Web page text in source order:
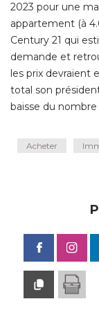
2023 pour une
appartement (à
Century 21 qui
demande et
les prix devraient
total son
baisse du
Acheter